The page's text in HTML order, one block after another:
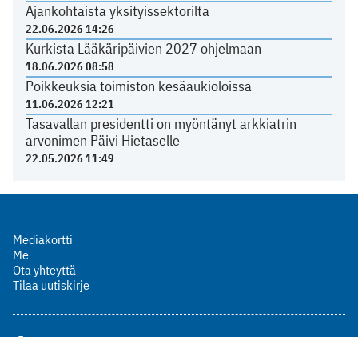
Ajankohtaista yksityissektorilta
22.06.2026 14:26
Kurkista Lääkäripäivien 2027 ohjelmaan
18.06.2026 08:58
Poikkeuksia toimiston kesäaukioloissa
11.06.2026 12:21
Tasavallan presidentti on myöntänyt arkkiatrin
arvonimen Päivi Hietaselle
22.05.2026 11:49
Mediakortti
Me
Ota yhteyttä
Tilaa uutiskirje